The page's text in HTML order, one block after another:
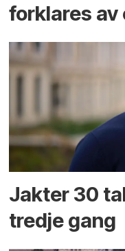
forklares av
Jakter 30
tredje gang